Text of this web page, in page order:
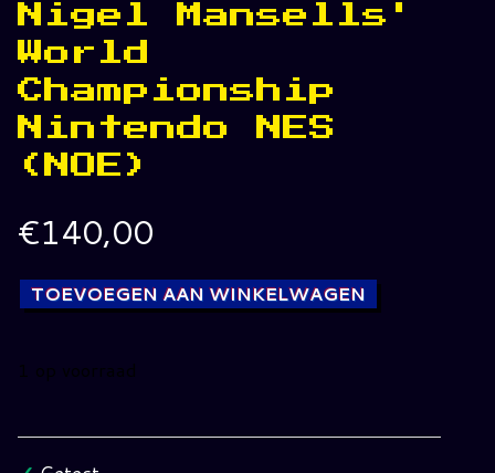
Nigel Mansells'
World
Championship
Nintendo NES
(NOE)
€140,00
TOEVOEGEN AAN WINKELWAGEN
1 op voorraad
Mansells'
World